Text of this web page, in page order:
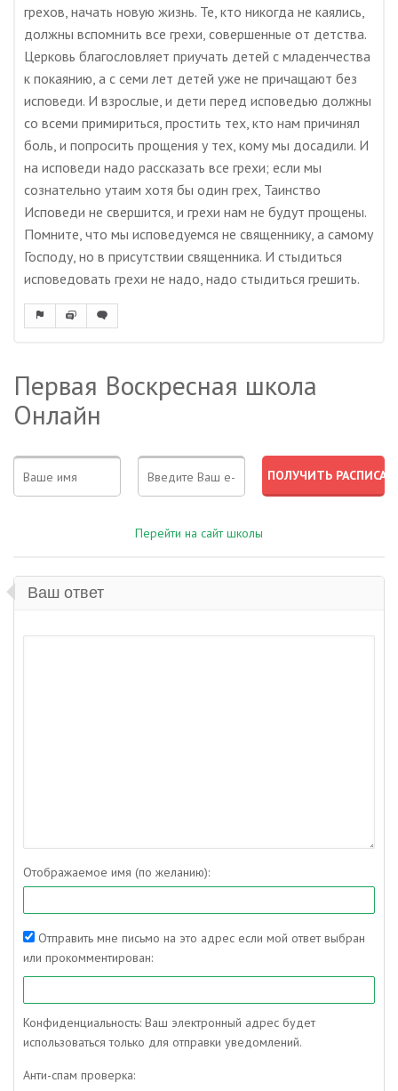
грехов, начать новую жизнь. Те, кто никогда не каялись,
должны вспомнить все грехи, совершенные от детства.
Церковь благословляет приучать детей с младенчества
к покаянию, а с семи лет детей уже не причащают без
исповеди. И взрослые, и дети перед исповедью должны
со всеми примириться, простить тех, кто нам причинял
боль, и попросить прощения у тех, кому мы досадили. И
на исповеди надо рассказать все грехи; если мы
сознательно утаим хотя бы один грех, Таинство
Исповеди не свершится, и грехи нам не будут прощены.
Помните, что мы исповедуемся не священнику, а самому
Господу, но в присутствии священника. И стыдиться
исповедовать грехи не надо, надо стыдиться грешить.
Первая Воскресная школа
Онлайн
Перейти на сайт школы
Ваш ответ
Отображаемое имя (по желанию):
Отправить мне письмо на это адрес если мой ответ выбран
или прокомментирован:
Конфиденциальность: Ваш электронный адрес будет
использоваться только для отправки уведомлений.
Анти-спам проверка: